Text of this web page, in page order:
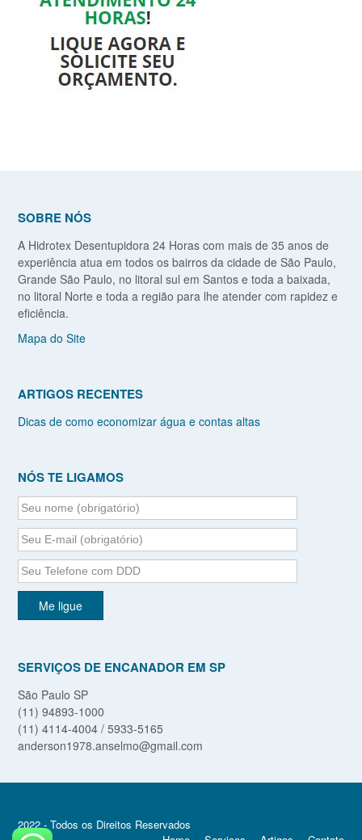
SOBRE NÓS
A Hidrotex Desentupidora 24 Horas com mais de 35 anos de
experiência atua em todos os bairros da cidade de São Paulo,
Grande São Paulo, no litoral sul em Santos e toda a baixada,
no litoral Norte e toda a região para lhe atender com rapidez e
eficiência.
Mapa do Site
ARTIGOS RECENTES
Dicas de como economizar água e contas altas
NÓS TE LIGAMOS
SERVIÇOS DE ENCANADOR EM SP
São Paulo SP
(11) 94893-1000
(11) 4114-4004 / 5933-5165
anderson1978.anselmo@gmail.com
2022 - Todos os Direitos Reservados